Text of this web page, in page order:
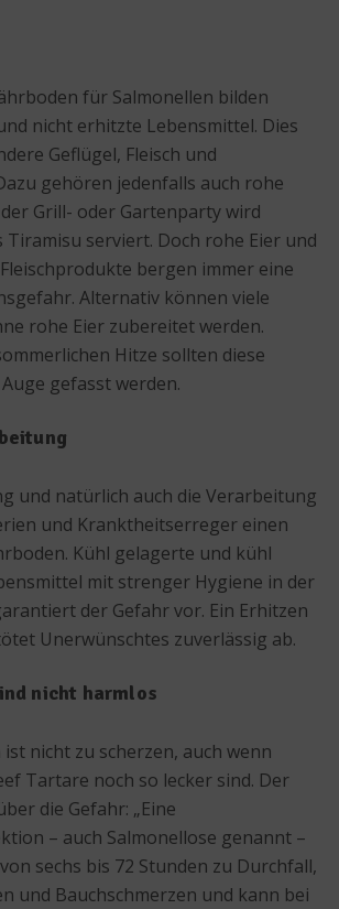
für Salmonellen bilden
nicht erhitzte Lebensmittel. Dies
Geflügel, Fleisch und
gehören jedenfalls auch rohe
der Grill- oder Gartenparty wird
Tiramisu serviert. Doch rohe Eier und
bergen immer eine
Alternativ können viele
rohe Eier zubereitet werden.
Hitze sollten diese
gefasst werden.
und natürlich auch die Verarbeitung
und Kranktheitserreger einen
Kühl gelagerte und kühl
mit strenger Hygiene in der
der Gefahr vor. Ein Erhitzen
Unerwünschtes zuverlässig ab.
nicht harmlos
nicht zu scherzen, auch wenn
Tartare noch so lecker sind. Der
die Gefahr: „Eine
– auch Salmonellose genannt –
sechs bis 72 Stunden zu Durchfall,
und Bauchschmerzen und kann bei